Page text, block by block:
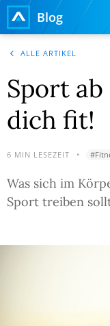
Blog
ALLE ARTIKEL
Sport
dich fit!
6 MIN LESEZEIT • #
Was sich im
Sport treiben